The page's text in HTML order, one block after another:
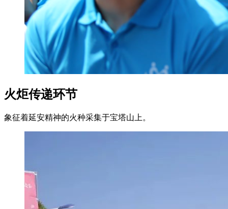
火炬传递环节
象征着延安精神的火种采集于宝塔山上。